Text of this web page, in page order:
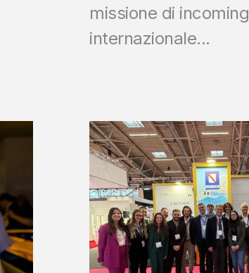
missione di incoming
internazionale...